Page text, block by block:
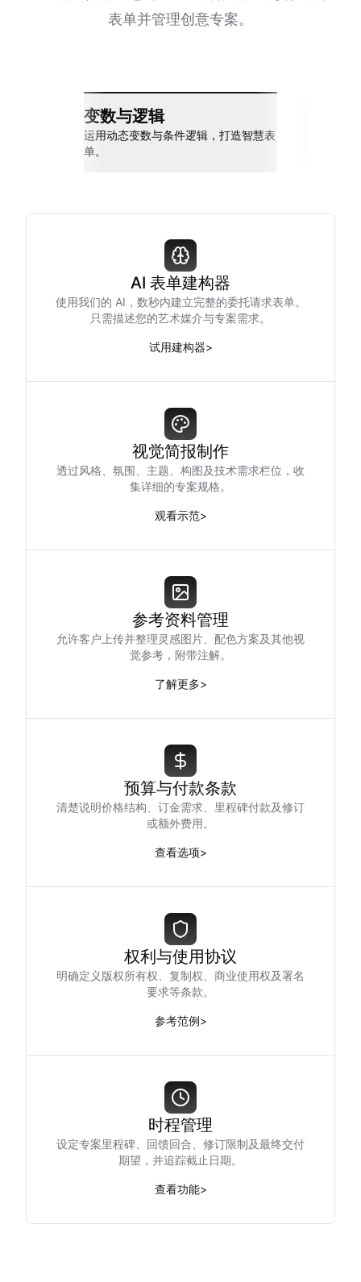
表单并管理创意专案。
变数与逻辑
运用动态变数与条件逻辑，打造智慧表
单。
AI 表单建构器
使用我们的 AI，数秒内建立完整的委托请求表单。
只需描述您的艺术媒介与专案需求。
试用建构器>
视觉简报制作
透过风格、氛围、主题、构图及技术需求栏位，收
集详细的专案规格。
观看示范>
参考资料管理
允许客户上传并整理灵感图片、配色方案及其他视
觉参考，附带注解。
了解更多>
预算与付款条款
清楚说明价格结构、订金需求、里程碑付款及修订
或额外费用。
查看选项>
权利与使用协议
明确定义版权所有权、复制权、商业使用权及署名
要求等条款。
参考范例>
时程管理
设定专案里程碑、回馈回合、修订限制及最终交付
期望，并追踪截止日期。
查看功能>